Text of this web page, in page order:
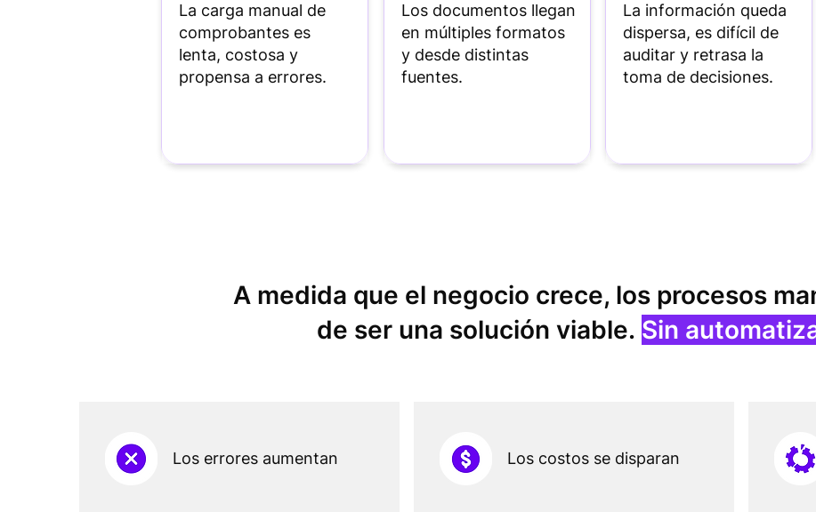
La carga manual de
comprobantes es
lenta, costosa y
propensa a errores.
Los documentos llegan
en múltiples formatos
y desde distintas
fuentes.
La información queda
dispersa, es difícil de
auditar y retrasa la
toma de decisiones.
A medida que el negocio crece, los procesos
de ser una solución viable. Sin
Los errores aumentan Los costos se disparan